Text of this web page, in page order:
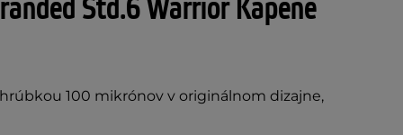
Std.6 Warrior Kapene
100 mikrónov v originálnom dizajne,